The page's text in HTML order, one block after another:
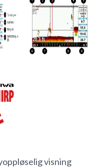
visning